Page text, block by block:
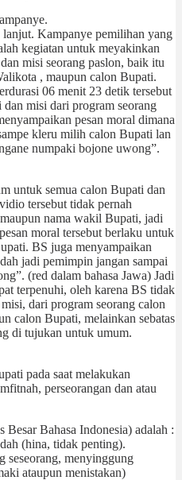
Kampanye pemilihan yang
kegiatan untuk meyakinkan
misi seorang paslon, baik itu
, maupun calon Bupati.
06 menit 23 detik tersebut
misi dari program seorang
pesan moral dimana
kleru milih calon Bupati lan
numpaki bojone uwong”.
untuk semua calon Bupati dan
tersebut tidak pernah
nama wakil Bupati, jadi
moral tersebut berlaku untuk
BS juga menyampaikan
jadi pemimpin jangan sampai
(red dalam bahasa Jawa) Jadi
terpenuhi, oleh karena BS tidak
dari program seorang calon
calon Bupati, melainkan sebatas
di tujukan untuk umum.
pada saat melakukan
perseorangan dan atau
Bahasa Indonesia) adalah :
(hina, tidak penting).
seseorang, menyinggung
ataupun menistakan)